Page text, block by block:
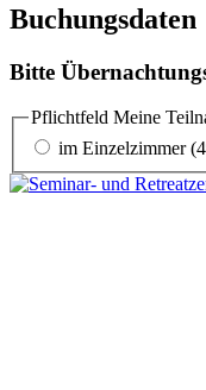
Buchungsdaten
Bitte
Pflichtfeld Meine
im Einzelzimmer